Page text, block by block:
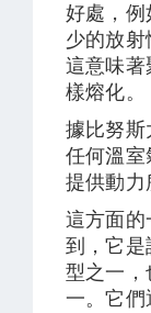
好處，例
少的放
這意味著
樣熔化。
據比努斯
任何溫室
提供動力
這方面的
到，它是
型之一，
一。它們